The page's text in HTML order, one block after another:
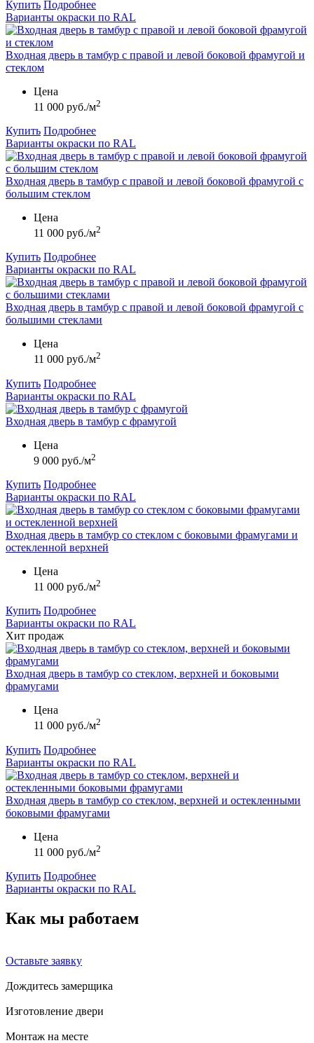
Купить Подробнее
Варианты окраски по RAL
Входная дверь в тамбур с правой и левой боковой фрамугой и
стеклом
Цена
11 000 руб./м2
Купить Подробнее
Варианты окраски по RAL
Входная дверь в тамбур с правой и левой боковой фрамугой с
большим стеклом
Цена
11 000 руб./м2
Купить Подробнее
Варианты окраски по RAL
Входная дверь в тамбур с правой и левой боковой фрамугой с
большими стеклами
Цена
11 000 руб./м2
Купить Подробнее
Варианты окраски по RAL
Входная дверь в тамбур с фрамугой
Цена
9 000 руб./м2
Купить Подробнее
Варианты окраски по RAL
Входная дверь в тамбур со стеклом с боковыми фрамугами и
остекленной верхней
Цена
11 000 руб./м2
Купить Подробнее
Варианты окраски по RAL
Хит продаж
Входная дверь в тамбур со стеклом, верхней и боковыми
фрамугами
Цена
11 000 руб./м2
Купить Подробнее
Варианты окраски по RAL
Входная дверь в тамбур со стеклом, верхней и остекленными
боковыми фрамугами
Цена
11 000 руб./м2
Купить Подробнее
Варианты окраски по RAL
Как мы работаем
Оставьте заявку
Дождитесь замерщика
Изготовление двери
Монтаж на месте